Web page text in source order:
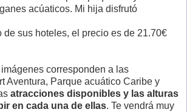
acúaticos. Mi hija disfrutó
de sus hoteles, el precio es de 21.70€
corresponden a las
Aventura, Parque acuático Caribe y
atracciones disponibles y las alturas
en cada una de ellas. Te vendrá muy